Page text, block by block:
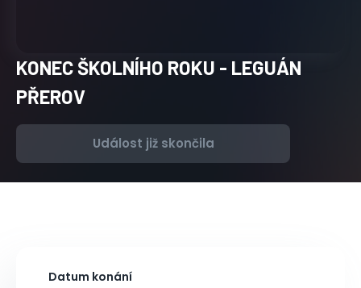
KONEC ŠKOLNÍHO ROKU - LEGUÁN
PŘEROV
Událost již skončila
Datum konání